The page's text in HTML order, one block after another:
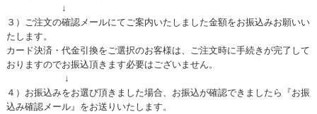
↓
３）ご注文の確認メールにてご案内いたしました金額をお振込みお願いい
たします。
カード決済・代金引換をご選択のお客様は、ご注文時に手続きが完了して
おりますのでお振込頂きます必要はございません。
↓
４）お振込みをお選び頂きました場合、お振込が確認できましたら『お振
込み確認メール』をお送りいたします。